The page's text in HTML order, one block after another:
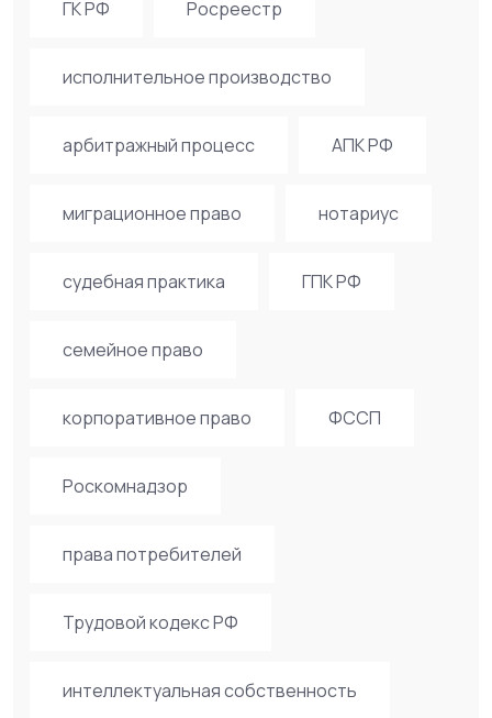
ГК РФ Росреестр
исполнительное производство
арбитражный процесс АПК РФ
миграционное право нотариус
судебная практика ГПК РФ
семейное право
корпоративное право ФССП
Роскомнадзор
права потребителей
Трудовой кодекс РФ
интеллектуальная собственность